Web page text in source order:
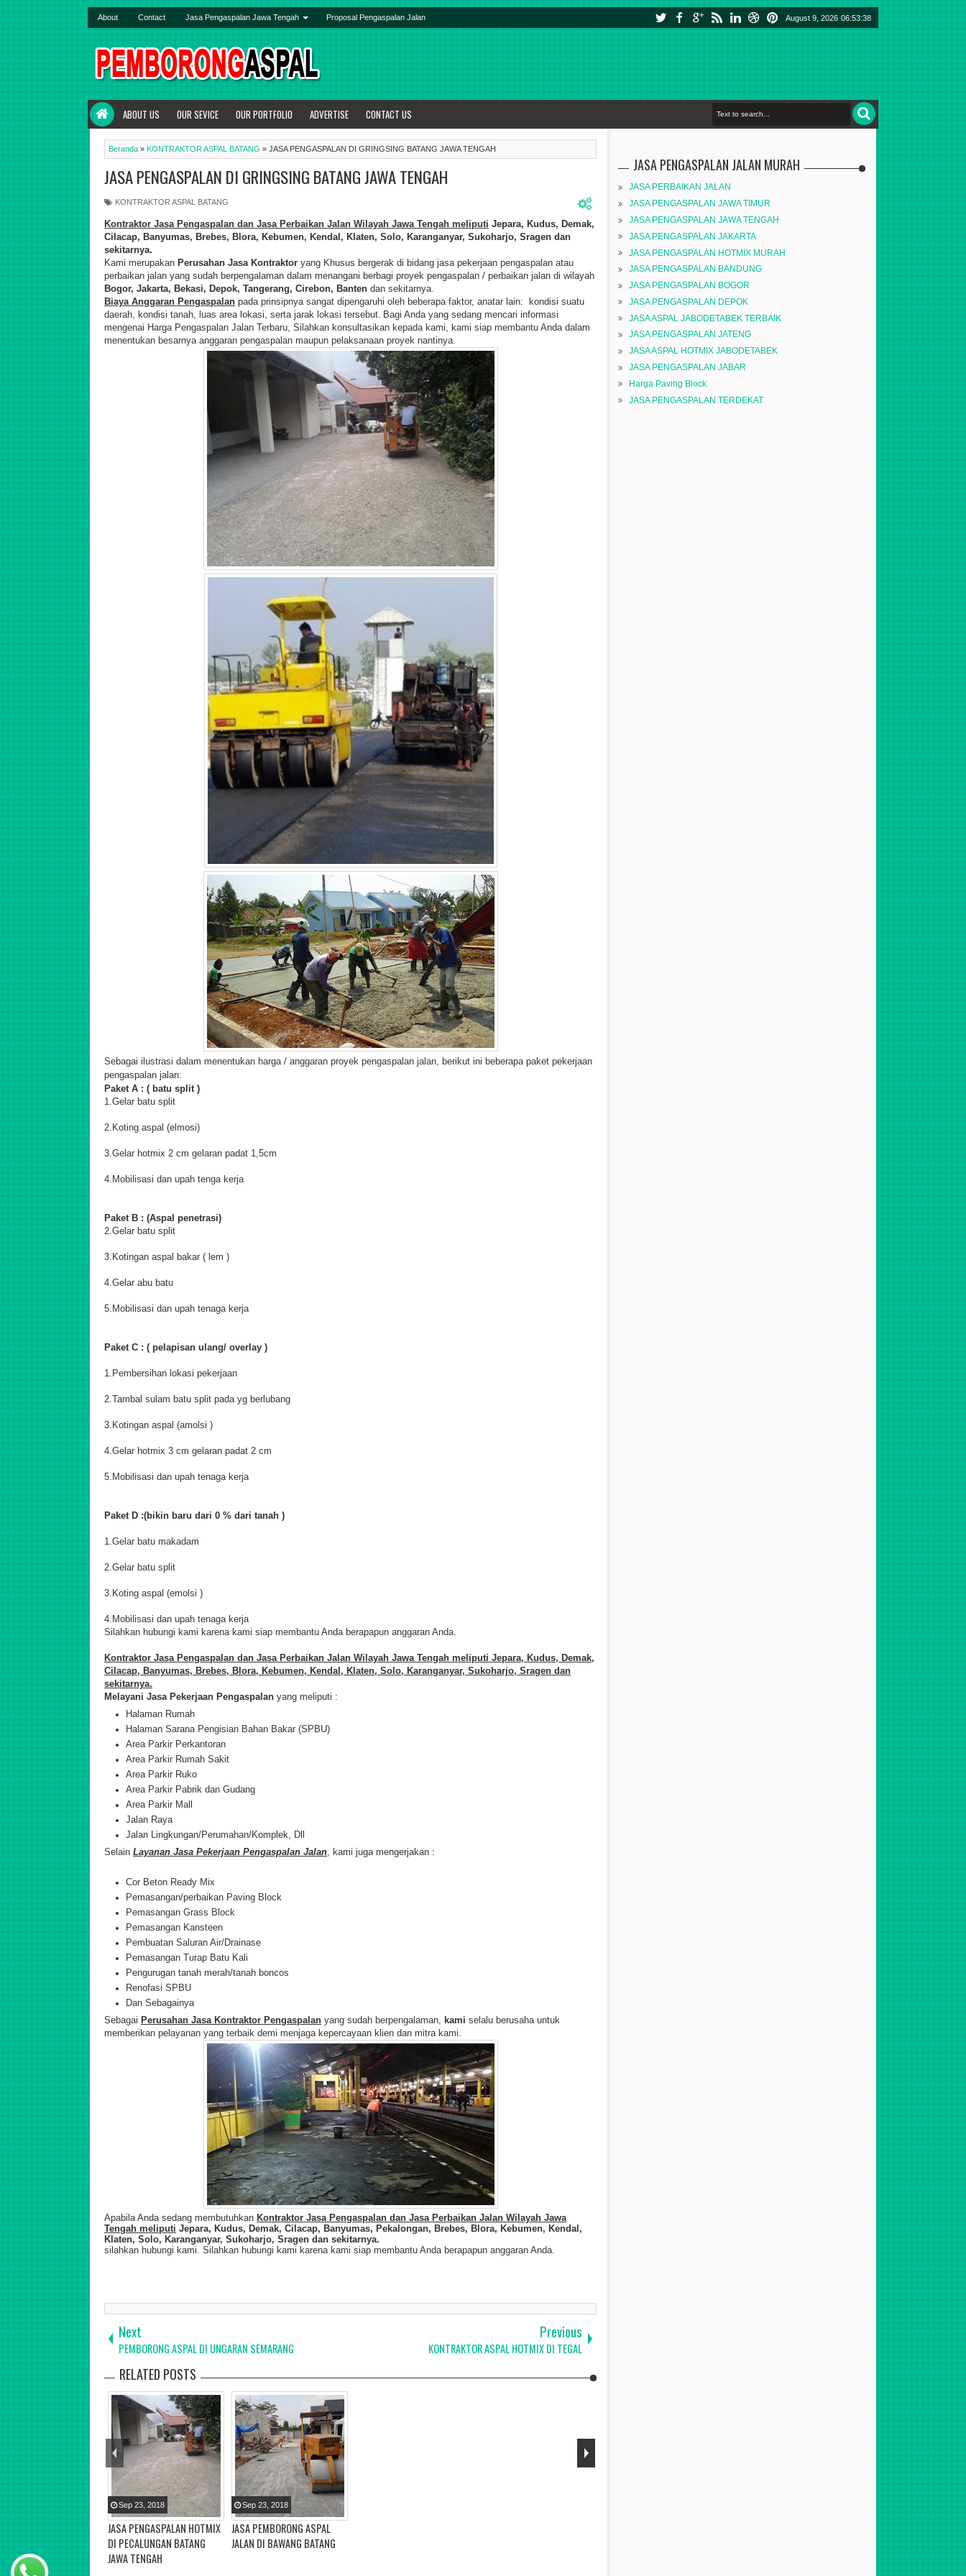
About Contact Jasa Pengaspalan Jawa Tengah Proposal Pengaspalan Jalan August 9, 2026 06:53:39
ABOUT US OUR SEVICE OUR PORTFOLIO ADVERTISE CONTACT US
Beranda » KONTRAKTOR ASPAL BATANG » JASA PENGASPALAN DI GRINGSING BATANG JAWA TENGAH
JASA PENGASPALAN DI GRINGSING BATANG JAWA TENGAH
KONTRAKTOR ASPAL BATANG
Kontraktor Jasa Pengaspalan dan Jasa Perbaikan Jalan Wilayah Jawa Tengah meliputi Jepara, Kudus, Demak,
Cilacap, Banyumas, Brebes, Blora, Kebumen, Kendal, Klaten, Solo, Karanganyar, Sukoharjo, Sragen dan
sekitarnya.
Kami merupakan Perusahan Jasa Kontraktor yang Khusus bergerak di bidang jasa pekerjaan pengaspalan atau
perbaikan jalan yang sudah berpengalaman dalam menangani berbagi proyek pengaspalan / perbaikan jalan di wilayah
Bogor, Jakarta, Bekasi, Depok, Tangerang, Cirebon, Banten dan sekitarnya.
Biaya Anggaran Pengaspalan pada prinsipnya sangat dipengaruhi oleh beberapa faktor, anatar lain: kondisi suatu
daerah, kondisi tanah, luas area lokasi, serta jarak lokasi tersebut. Bagi Anda yang sedang mencari informasi
mengenai Harga Pengaspalan Jalan Terbaru, Silahkan konsultasikan kepada kami, kami siap membantu Anda dalam
menentukan besarnya anggaran pengaspalan maupun pelaksanaan proyek nantinya.
Sebagai ilustrasi dalam menentukan harga / anggaran proyek pengaspalan jalan, berikut ini beberapa paket pekerjaan
pengaspalan jalan:
Paket A : ( batu split )
1.Gelar batu split
2.Koting aspal (elmosi)
3.Gelar hotmix 2 cm gelaran padat 1,5cm
4.Mobilisasi dan upah tenga kerja
Paket B : (Aspal penetrasi)
2.Gelar batu split
3.Kotingan aspal bakar ( lem )
4.Gelar abu batu
5.Mobilisasi dan upah tenaga kerja
Paket C : ( pelapisan ulang/ overlay )
1.Pembersihan lokasi pekerjaan
2.Tambal sulam batu split pada yg berlubang
3.Kotingan aspal (amolsi )
4.Gelar hotmix 3 cm gelaran padat 2 cm
5.Mobilisasi dan upah tenaga kerja
Paket D :(bikin baru dari 0 % dari tanah )
1.Gelar batu makadam
2.Gelar batu split
3.Koting aspal (emolsi )
4.Mobilisasi dan upah tenaga kerja
Silahkan hubungi kami karena kami siap membantu Anda berapapun anggaran Anda.
Kontraktor Jasa Pengaspalan dan Jasa Perbaikan Jalan Wilayah Jawa Tengah meliputi Jepara, Kudus, Demak,
Cilacap, Banyumas, Brebes, Blora, Kebumen, Kendal, Klaten, Solo, Karanganyar, Sukoharjo, Sragen dan
sekitarnya.
Melayani Jasa Pekerjaan Pengaspalan yang meliputi :
Halaman Rumah
Halaman Sarana Pengisian Bahan Bakar (SPBU)
Area Parkir Perkantoran
Area Parkir Rumah Sakit
Area Parkir Ruko
Area Parkir Pabrik dan Gudang
Area Parkir Mall
Jalan Raya
Jalan Lingkungan/Perumahan/Komplek, Dll
Selain Layanan Jasa Pekerjaan Pengaspalan Jalan, kami juga mengerjakan :
Cor Beton Ready Mix
Pemasangan/perbaikan Paving Block
Pemasangan Grass Block
Pemasangan Kansteen
Pembuatan Saluran Air/Drainase
Pemasangan Turap Batu Kali
Pengurugan tanah merah/tanah boncos
Renofasi SPBU
Dan Sebagainya
Sebagai Perusahan Jasa Kontraktor Pengaspalan yang sudah berpengalaman, kami selalu berusaha untuk
memberikan pelayanan yang terbaik demi menjaga kepercayaan klien dan mitra kami.
Apabila Anda sedang membutuhkan Kontraktor Jasa Pengaspalan dan Jasa Perbaikan Jalan Wilayah Jawa
Tengah meliputi Jepara, Kudus, Demak, Cilacap, Banyumas, Pekalongan, Brebes, Blora, Kebumen, Kendal,
Klaten, Solo, Karanganyar, Sukoharjo, Sragen dan sekitarnya.
silahkan hubungi kami. Silahkan hubungi kami karena kami siap membantu Anda berapapun anggaran Anda.
Next
PEMBORONG ASPAL DI UNGARAN SEMARANG
Previous
KONTRAKTOR ASPAL HOTMIX DI TEGAL
RELATED POSTS
JASA PENGASPALAN HOTMIX
DI PECALUNGAN BATANG
JAWA TENGAH
Sep 23 2018
JASA PEMBORONG ASPAL
JALAN DI BAWANG BATANG
Sep 23 2018
JASA PENGASPALAN JALAN MURAH
JASA PERBAIKAN JALAN
JASA PENGASPALAN JAWA TIMUR
JASA PENGASPALAN JAWA TENGAH
JASA PENGASPALAN JAKARTA
JASA PENGASPALAN HOTMIX MURAH
JASA PENGASPALAN BANDUNG
JASA PENGASPALAN BOGOR
JASA PENGASPALAN DEPOK
JASA ASPAL JABODETABEK TERBAIK
JASA PENGASPALAN JATENG
JASA ASPAL HOTMIX JABODETABEK
JASA PENGASPALAN JABAR
Harga Paving Block
JASA PENGASPALAN TERDEKAT